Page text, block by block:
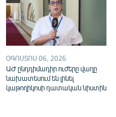
ՕԳՈՍՏՈՍ 06, 2026
ԱԺ ընդդիմադիր ուժերը վաղը
նախատեսում են լինել
կաթողիկոսի դատական նիստին